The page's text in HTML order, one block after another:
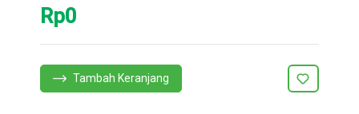
Rp0
Tambah Keranjang